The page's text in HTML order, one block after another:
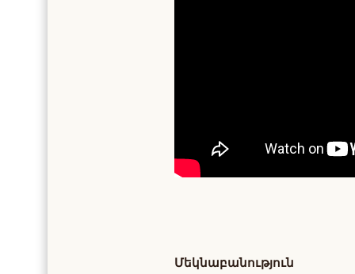
Մեկնաբանություն